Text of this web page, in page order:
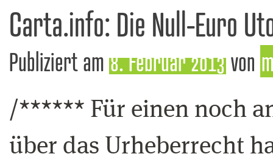
Carta.info: Die Null-Euro
Publiziert am 8. Februar 2013von
/****** Für einen noch
über das Urheberrecht